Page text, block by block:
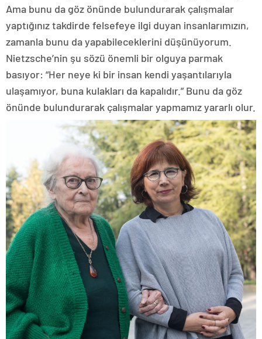
Ama bunu da göz önünde bulundurarak çalışmalar
yaptığınız takdirde felsefeye ilgi duyan insanlarımızın,
zamanla bunu da yapabileceklerini düşünüyorum.
Nietzsche’nin şu sözü önemli bir olguya parmak
basıyor: “Her neye ki bir insan kendi yaşantılarıyla
ulaşamıyor, buna kulakları da kapalıdır.” Bunu da göz
önünde bulundurarak çalışmalar yapmamız yararlı olur.